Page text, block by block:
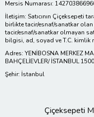
Mersis Numarası:
İletişim: Satıcının Çiçeksepeti
birlikte tacir/esnaf/sanatkar olan
tacir/esnaf/sanatkar olmayan
bilgisi, ad, soyad ve T.C. kimlik
Adres: YENİBOSNA MERKEZ
BAHÇELİEVLER/ İSTANBUL
Şehir: İstanbul
Çiçeksepeti